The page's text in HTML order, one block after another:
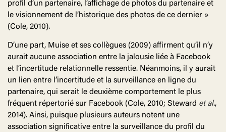
profil d’un partenaire, l’affichage de photos du partenaire et
le visionnement de l’historique des photos de ce dernier »
(Cole, 2010).
D’une part, Muise et ses collègues (2009) affirment qu’il n’y
aurait aucune association entre la jalousie liée à Facebook
et l’incertitude relationnelle ressentie. Néanmoins, il y aurait
un lien entre l’incertitude et la surveillance en ligne du
partenaire, qui serait le deuxième comportement le plus
fréquent répertorié sur Facebook (Cole, 2010; Steward et al.,
2014). Ainsi, puisque plusieurs auteurs notent une
association significative entre la surveillance du profil du